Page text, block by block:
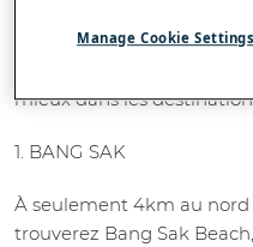
cinq meilleures plages à
devrait être une lecture
venant par ici. Voici où
mieux dans les
1. BANG SAK
À seulement 4km au nord
trouverez Bang Sak
Manage Cookie Settings